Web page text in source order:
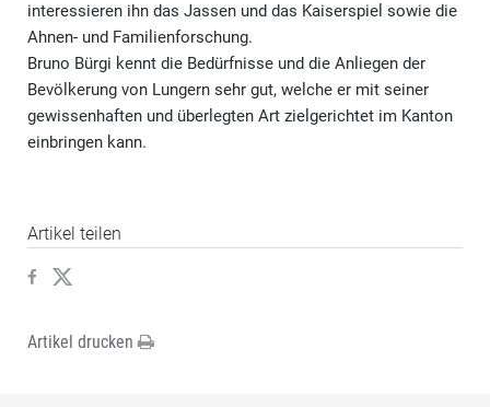
interessieren ihn das Jassen und das Kaiserspiel sowie die
Ahnen- und Familienforschung.
Bruno Bürgi kennt die Bedürfnisse und die Anliegen der
Bevölkerung von Lungern sehr gut, welche er mit seiner
gewissenhaften und überlegten Art zielgerichtet im Kanton
einbringen kann.
Artikel teilen
Artikel drucken